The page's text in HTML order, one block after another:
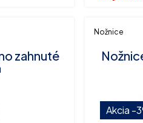
zahnuté
Nožnice
Akcia -